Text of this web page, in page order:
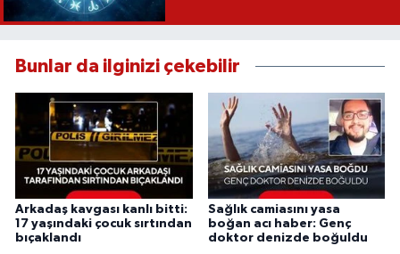
Bunlar da ilginizi çekebilir
Arkadaş kavgası kanlı bitti:
17 yaşındaki çocuk sırtından
bıçaklandı
Sağlık camiasını yasa
boğan acı haber: Genç
doktor denizde boğuldu